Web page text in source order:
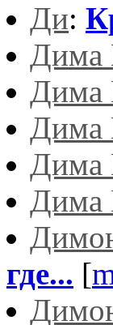
Ди:
где... [